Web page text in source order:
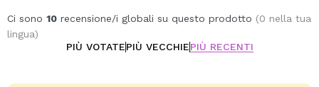
Ci sono 10 recensione/i globali su questo prodotto (0 nella tua
lingua)
PIÙ VOTATEPIÙ VECCHIEPIÙ RECENTI